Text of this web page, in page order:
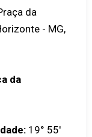
da
- MG,
da
19° 55'